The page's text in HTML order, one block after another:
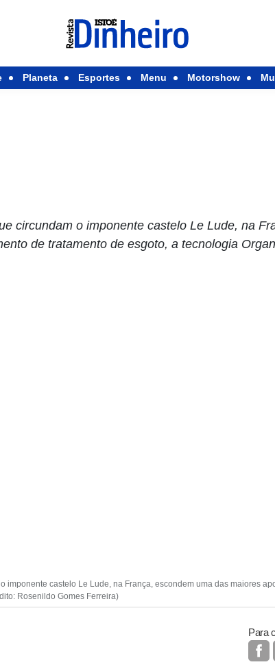
Planeta Esportes Menu Motorshow
circundam o imponente castelo Le Lude, na
de tratamento de esgoto, a tecnologia
imponente castelo Le Lude, na França, escondem uma das maiores
Rosenildo Gomes Ferreira)
Para